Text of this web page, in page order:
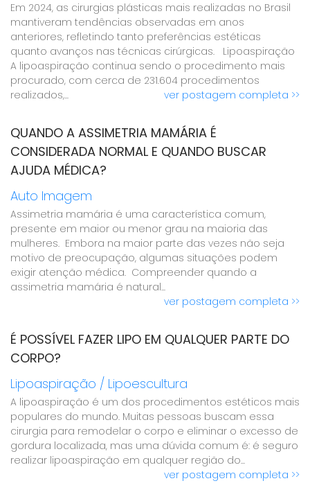
Em 2024, as cirurgias plásticas mais realizadas no Brasil
mantiveram tendências observadas em anos
anteriores, refletindo tanto preferências estéticas
quanto avanços nas técnicas cirúrgicas. Lipoaspiração
A lipoaspiração continua sendo o procedimento mais
procurado, com cerca de 231.604 procedimentos
realizados,...
ver postagem completa >>
QUANDO A ASSIMETRIA MAMÁRIA É
CONSIDERADA NORMAL E QUANDO BUSCAR
AJUDA MÉDICA?
Auto Imagem
Assimetria mamária é uma característica comum,
presente em maior ou menor grau na maioria das
mulheres. Embora na maior parte das vezes não seja
motivo de preocupação, algumas situações podem
exigir atenção médica. Compreender quando a
assimetria mamária é natural...
ver postagem completa >>
É POSSÍVEL FAZER LIPO EM QUALQUER PARTE DO
CORPO?
Lipoaspiração / Lipoescultura
A lipoaspiração é um dos procedimentos estéticos mais
populares do mundo. Muitas pessoas buscam essa
cirurgia para remodelar o corpo e eliminar o excesso de
gordura localizada, mas uma dúvida comum é: é seguro
realizar lipoaspiração em qualquer região do...
ver postagem completa >>